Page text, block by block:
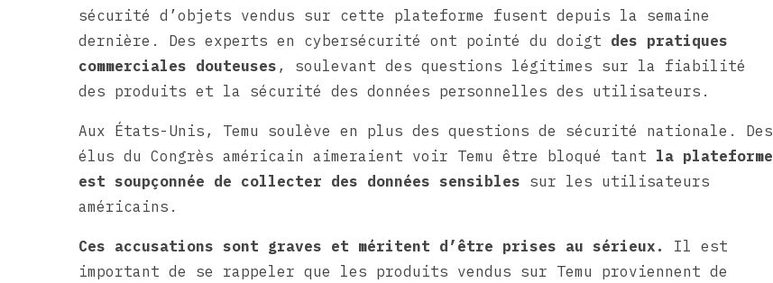
sécurité d’objets vendus sur cette plateforme fusent depuis la semaine
dernière. Des experts en cybersécurité ont pointé du doigt des pratiques
commerciales douteuses , soulevant des questions légitimes sur la fiabilité
des produits et la sécurité des données personnelles des utilisateurs.
Aux États-Unis, Temu soulève en plus des questions de sécurité nationale. Des
élus du Congrès américain aimeraient voir Temu être bloqué tant la plateforme
est soupçonnée de collecter des données sensibles sur les utilisateurs
américains.
Ces accusations sont graves et méritent d’être prises au sérieux.
Il est
important de se rappeler que les produits vendus sur Temu proviennent de